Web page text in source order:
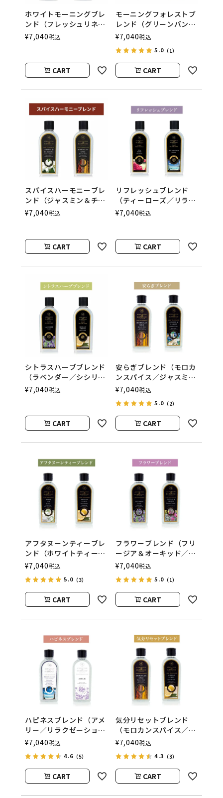
ホワイトモーニングブレ
ンド（フレッシュリネ
ン/ホワイトティー）
フレグランスランプ用オ
¥7,040税込
CART
モーニングフォレストブ
レンド（グリーンバンブ
ー／ホワイトシダー＆ベ
ルガモット） フレグラ
ンスランプ用オイル
¥7,040税込
5.0（1）
CART
スパイスハーモニーブレ
ンド（ジャスミン＆チュ
ベローズ／モロカンスパ
イス） フレグランスラ
¥7,040税込
CART
リフレッシュブレンド
（ティーローズ／リラク
ゼーション） フレグラ
ンスランプ用オイル
（アシュレイアンドバー
ウッド）
¥7,040税込
CART
シトラスハーブブレンド
（ラベンダー／シシリア
ンレモン） フレグラン
スランプ用オイル
（アシュレイアンドバー
ウッド）
¥7,040税込
CART
安らぎブレンド（モロカ
ンスパイス／ジャスミン
＆ダムソン） フレグラ
ンスランプ用オイル
ASHLEIGH&BURWOOD
（アシュレイアンドバー
ウッド）
¥7,040税込
5.0（2）
CART
アフタヌーンティーブレ
ンド（ホワイトティー／
シシリアンレモン） フ
レグランスランプ用オイ
ル
ASHLEIGH&BURWOOD
（アシュレイアンドバー
¥7,040税込
5.0 （3）
CART
フラワーブレンド（フリ
ージア＆オーキッド／ラ
ベンダー） フレグラン
スランプ用オイル
ASHLEIGH&BURWOOD
（アシュレイアンドバー
ウッド）
¥7,040税込
5.0（1）
CART
ハピネスブレンド（アメ
リー／リラクゼーショ
ン） フレグランスラン
プ用オイル
ASHLEIGH&BURWOOD
（アシュレイアンドバー
ウッド）
¥7,040税込
4.6 （5）
CART
気分リセットブレンド
（モロカンスパイス／シ
シリアンレモン） フレ
グランスランプ用オイ
ル
ASHLEIGH&BURWOOD
（アシュレイアンドバー
¥7,040税込
4.3 （3）
CART